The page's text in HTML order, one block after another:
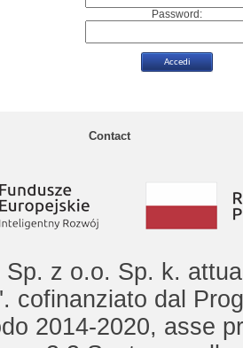
Password:
Contact
Sp. z o.o. Sp. k.
cofinanziato dal
2014-2020, asse